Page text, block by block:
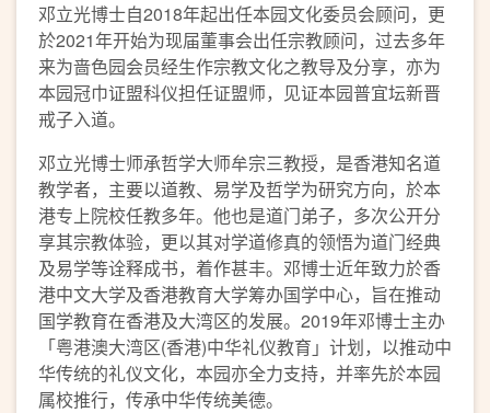
邓立光博士自2018年起出任本园文化委员会顾问，更
於2021年开始为现届董事会出任宗教顾问，过去多年
来为啬色园会员经生作宗教文化之教导及分享，亦为
本园冠巾证盟科仪担任证盟师，见证本园普宜坛新晋
戒子入道。
邓立光博士师承哲学大师牟宗三教授，是香港知名道
教学者，主要以道教、易学及哲学为研究方向，於本
港专上院校任教多年。他也是道门弟子，多次公开分
享其宗教体验，更以其对学道修真的领悟为道门经典
及易学等诠释成书，着作甚丰。邓博士近年致力於香
港中文大学及香港教育大学筹办国学中心，旨在推动
国学教育在香港及大湾区的发展。2019年邓博士主办
「粤港澳大湾区(香港)中华礼仪教育」计划，以推动中
华传统的礼仪文化，本园亦全力支持，并率先於本园
属校推行，传承中华传统美德。